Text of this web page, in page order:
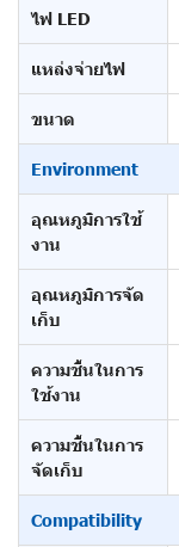
ไฟ LED
แหล่งจ่ายไฟ
ขนาด
Environment
อุณหภูมิการใช้
งาน
อุณหภูมิการจัด
เก็บ
ความชื้นในการ
ใช้งาน
ความชื้นในการ
จัดเก็บ
Compatibility